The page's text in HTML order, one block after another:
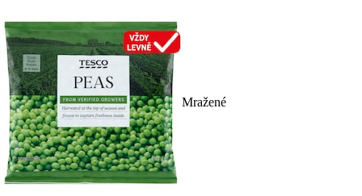
Mražené